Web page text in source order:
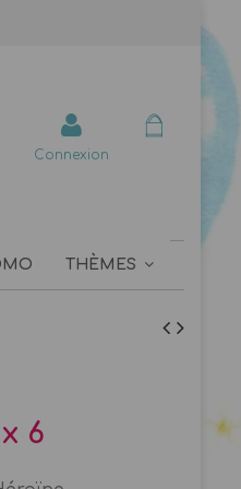
Connexion
THÈMES
6